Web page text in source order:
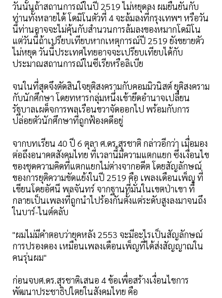
วันนั้นถ้าสถานการณ์ในปี 2519 ไม่หยุดลง ผมยืนยันกับ
ท่านทั้งหลายได้ โดมิโนตัวที่ 4 จะล้มลงที่กรุงเทพฯ หรือวัน
นี้ท่านอาจจะไม่คุ้นกับสำนวนการล้มลงของหมากโดมิโน
แต่วันนี้ถ้าเปรียบเทียบหากเหตุการณ์ปี 2519 ยังขยายตัว
ไม่หยุด วันนี้ประเทศไทยอาจจะเปรียบเทียบได้กับ
ประมาณสถานการณ์ในซีเรียหรือลิเบีย
จนในที่สุดจึงตัดสินใจยุติสงครามกับคอมมิวนิสต์ ยุติสงคราม
กับนักศึกษา โดยทหารกลุ่มหนึ่งเข้ายึดอำนาจเปลี่ยน
รัฐบาลเผด็จการพลเรือนขวาจัดออกไป พร้อมกับการ
ปล่อยตัวนักศึกษาที่ถูกฟ้องคดีอยู่
จากบทเรียน 40 ปี 6 ตุลา ศ.ดร.สุรชาติ กล่าวอีกว่า เมื่อมอง
ต่อถึงอนาคตสังคมไทย ที่เวลานี้มีความแตกแยก ซึ่งเงื่อนไข
ของชุดความคิดที่แตกแยกไม่ต่างจากอดีต โดยสัญลักษณ์
ของการยุติความขัดแย้งในปี 2519 คือ เพลงเดือนเพ็ญ ที่
เขียนโดยอัศนี พลจันทร์ จากฐานที่มั่นในเขตป่าเขา ที่
กลายเป็นเพลงที่ถูกนำไปร้องกันตั้งแต่ระดับสูงลงมาจนถึง
ในบาร์-ไนต์คลับ
"ผมไม่มีคำตอบว่ายุคหลัง 2553 จะมีอะไรเป็นสัญลักษณ์
การปรองดอง เหมือนเพลงเดือนเพ็ญที่ได้ส่งสัญญาณใน
คนรุ่นผม"
ก่อนจบศ.ดร.สุรชาติเสนอ 4 ข้อเพื่อสร้างเงื่อนไขการ
พัฒนาประชาธิปไตยในสังคมไทย คือ